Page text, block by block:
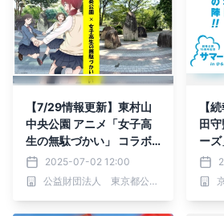
【7/29情報更新】東村山
中央公園 アニメ「女子高
生の無駄づかい」 コラボ
イベント開催！【8/3(日)
～8/31(日)】
2025-07-02 12:00
公益財団法人 東京都公園協会
【
田
ー
「
サマ
情報